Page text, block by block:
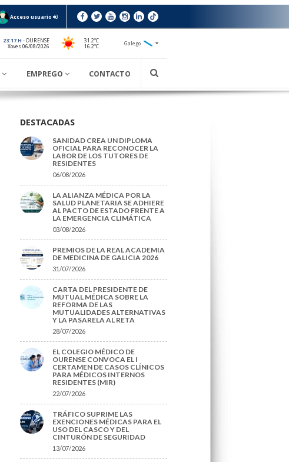
Acceso usuario
23:17 H - OURENSE
Xoves 06/08/2026
31.2ºC
16.2ºC
Galego
EMPREGO CONTACTO
DESTACADAS
SANIDAD CREA UN DIPLOMA
OFICIAL PARA RECONOCER LA
LABOR DE LOS TUTORES DE
RESIDENTES
06/08/2026
LA ALIANZA MÉDICA POR LA
SALUD PLANETARIA SE ADHIERE
AL PACTO DE ESTADO FRENTE A
LA EMERGENCIA CLIMÁTICA
03/08/2026
PREMIOS DE LA REAL ACADEMIA
DE MEDICINA DE GALICIA 2026
31/07/2026
CARTA DEL PRESIDENTE DE
MUTUAL MÉDICA SOBRE LA
REFORMA DE LAS
MUTUALIDADES ALTERNATIVAS
Y LA PASARELA AL RETA
28/07/2026
EL COLEGIO MÉDICO DE
OURENSE CONVOCA EL I
CERTAMEN DE CASOS CLÍNICOS
PARA MÉDICOS INTERNOS
RESIDENTES (MIR)
22/07/2026
TRÁFICO SUPRIME LAS
EXENCIONES MÉDICAS PARA EL
USO DEL CASCO Y DEL
CINTURÓN DE SEGURIDAD
13/07/2026